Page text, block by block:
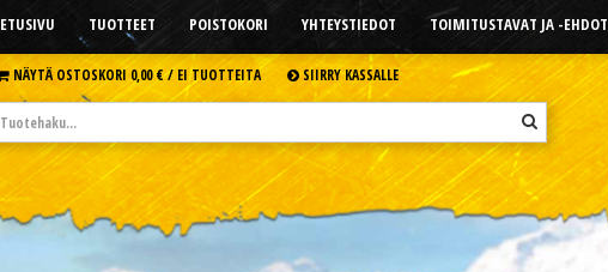
ETUSIVU TUOTTEET POISTOKORI YHTEYSTIEDOT TOIMITUSTAVAT JA -EHDOT
NÄYTÄ OSTOSKORI 0,00 € /EI TUOTTEITA SIIRRY KASSALLE